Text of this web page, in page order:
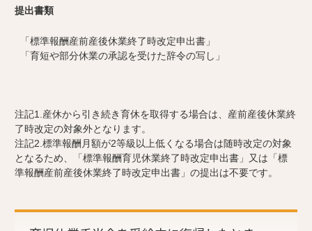
提出書類
「標準報酬産前産後休業終了時改定申出書」
「育短や部分休業の承認を受けた辞令の写し」
注記1.産休から引き続き育休を取得する場合は、産前産後休業終
了時改定の対象外となります。
注記2.標準報酬月額が2等級以上低くなる場合は随時改定の対象
となるため、「標準報酬育児休業終了時改定申出書」又は「標
準報酬産前産後休業終了時改定申出書」の提出は不要です。